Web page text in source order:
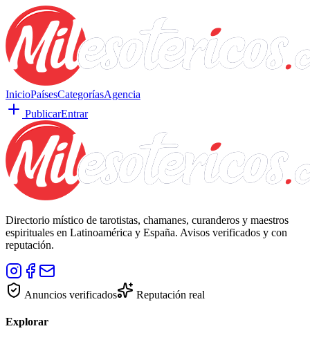
InicioPaísesCategoríasAgencia
PublicarEntrar
Directorio místico de tarotistas, chamanes, curanderos y maestros
espirituales en Latinoamérica y España. Avisos verificados y con
reputación.
Anuncios verificados Reputación real
Explorar